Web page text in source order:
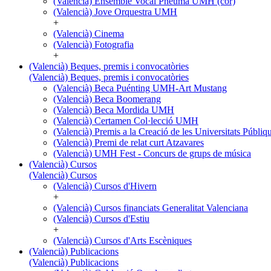
(Valencià) Jove Orquestra UMH
+
(Valencià) Cinema
(Valencià) Fotografia
+
(Valencià) Beques, premis i convocatòries
(Valencià) Beques, premis i convocatòries
(Valencià) Beca Puénting UMH-Art Mustang
(Valencià) Beca Boomerang
(Valencià) Beca Mordida UMH
(Valencià) Certamen Col·lecció UMH
(Valencià) Premis a la Creació de les Universitats
(Valencià) Premi de relat curt Atzavares
(Valencià) UMH Fest - Concurs de grups de música
(Valencià) Cursos
(Valencià) Cursos
(Valencià) Cursos d'Hivern
+
(Valencià) Cursos financiats Generalitat Valenciana
(Valencià) Cursos d'Estiu
+
(Valencià) Cursos d'Arts Escèniques
(Valencià) Publicacions
(Valencià) Publicacions